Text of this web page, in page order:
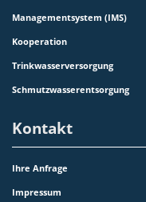
Managementsystem (IMS)
Kooperation
Trinkwasserversorgung
Schmutzwasserentsorgung
Kontakt
Ihre Anfrage
Impressum